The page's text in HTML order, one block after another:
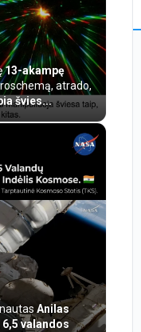
13-akampę
atrado,
švies...
Anilas
6,5 valandos